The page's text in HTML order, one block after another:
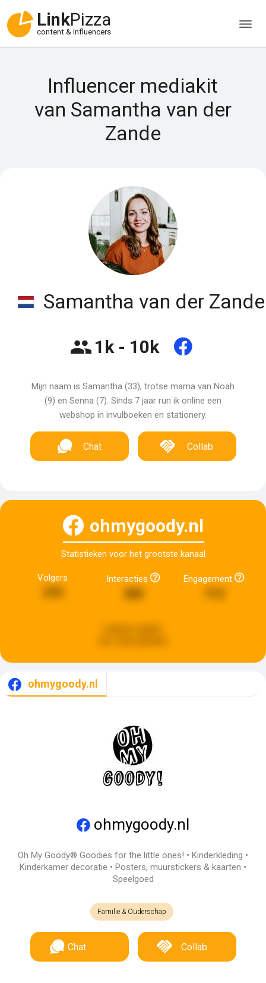
LinkPizza
content & influencers
Influencer mediakit
van Samantha van der
Zande
Samantha van der Zande
1k - 10k
Mijn naam is Samantha (33), trotse mama van Noah
(9) en Senna (7). Sinds 7 jaar run ik online een
webshop in invulboeken en stationery.
Chat Collab
ohmygoody.nl
Statistieken voor het grootste kanaal
Volgers Interacties
380
Engagement
ohmygoody.nl
ohmygoody.nl
Oh My Goody® Goodies for the little ones! • Kinderkleding •
Kinderkamer decoratie • Posters, muurstickers & kaarten •
Speelgoed
Familie & Ouderschap
Chat Collab